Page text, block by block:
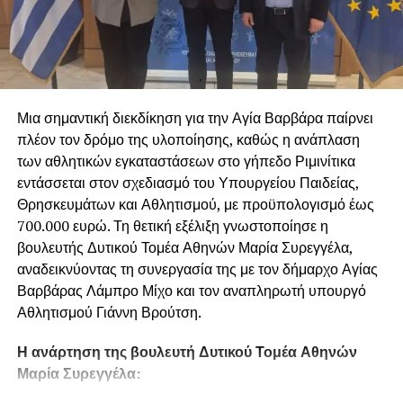
δυνάμεις.
Μια σημαντική διεκδίκηση για την Αγία Βαρβάρα παίρνει
πλέον τον δρόμο της υλοποίησης, καθώς η ανάπλαση
των αθλητικών εγκαταστάσεων στο γήπεδο Ριμινίτικα
εντάσσεται στον σχεδιασμό του Υπουργείου Παιδείας,
Θρησκευμάτων και Αθλητισμού, με προϋπολογισμό έως
700.000 ευρώ. Τη θετική εξέλιξη γνωστοποίησε η
βουλευτής Δυτικού Τομέα Αθηνών Μαρία Συρεγγέλα,
αναδεικνύοντας τη συνεργασία της με τον δήμαρχο Αγίας
Βαρβάρας Λάμπρο Μίχο και τον αναπληρωτή υπουργό
Αθλητισμού Γιάννη Βρούτση.
Η ανάρτηση της βουλευτή Δυτικού Τομέα Αθηνών
Μαρία Συρεγγέλα: